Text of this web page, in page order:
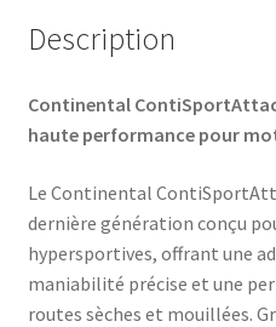
Description
Continental
haute performance pour
Le Continental
dernière génération conçu
hypersportives, offrant une
maniabilité précise et une
routes sèches et mouillées.